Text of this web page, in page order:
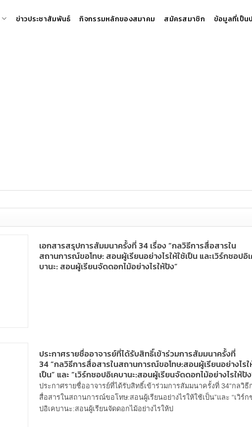
ข่าวประชาสัมพันธ์ กิจกรรมหลักของสมาคม สมัครสมาชิก ข้อมูลที่เป็น
เอกสารสรุปการสัมมนาครั้งที่ 34 เรื่อง “กลวิธีการสื่อสารใน
สถานการณ์ขอโทษ: สอนผู้เรียนอย่างไรให้ใช้เป็น และเวิร์กชอปอิ
บานะ: สอนผู้เรียนจัดดอกไม้อย่างไรให้ปัง”
ประกาศรายชื่ออาจารย์ที่ได้รับสิทธิ์เข้าร่วมการสัมมนาครั้งที่
34 “กลวิธีการสื่อสารในสถานการณ์ขอโทษ:สอนผู้เรียนอย่างไรใ
เป็น” และ “เวิร์กชอปอิเคบานะ:สอนผู้เรียนจัดดอกไม้อย่างไรให้ปั
ประกาศรายชื่ออาจารย์ที่ได้รับสิทธิ์เข้าร่วมการสัมมนาครั้งที่ 34“กลวิธี
สื่อสารในสถานการณ์ขอโทษ:สอนผู้เรียนอย่างไรให้ใช้เป็น”และ “เวิร์ก
ปอิเคบานะ:สอนผู้เรียนจัดดอกไม้อย่างไรให้ป